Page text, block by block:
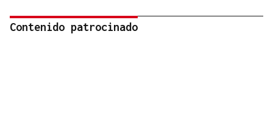
Contenido patrocinado